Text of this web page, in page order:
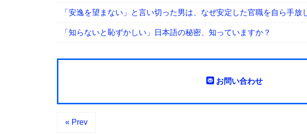
「安逸を望まない」と言い切った男は、なぜ安定した官職を自ら手放
「知らないと恥ずかしい」日本語の秘密、知っていますか？
お問い合わせ
« Prev